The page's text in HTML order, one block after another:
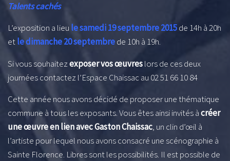
Talents cachés
L’exposition a lieu le samedi 19 septembre 2015de 14h à 20h
etle dimanche 20 septembrede 10h à 19h.
Si vous souhaitezexposer vos œuvreslors de ces deux
journées contactez l’Espace Chaissac au 02 51 66 10 84
Cette année nous avons décidé de proposer une thématique
commune à tous les exposants. Vous êtes ainsi invités àcréer
une œuvre en lien avec Gaston Chaissac, un clin d’œil à
l’artiste pour lequel nous avons consacré une scénographie à
Sainte Florence. Libres sont les possibilités. Il est possible de